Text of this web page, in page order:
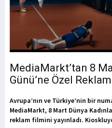
MediaMarkt’tan 8
Günü’ne Özel
Avrupa’nın ve Türkiye’nin bir
MediaMarkt, 8 Mart Dünya
reklam filmini yayınladı.